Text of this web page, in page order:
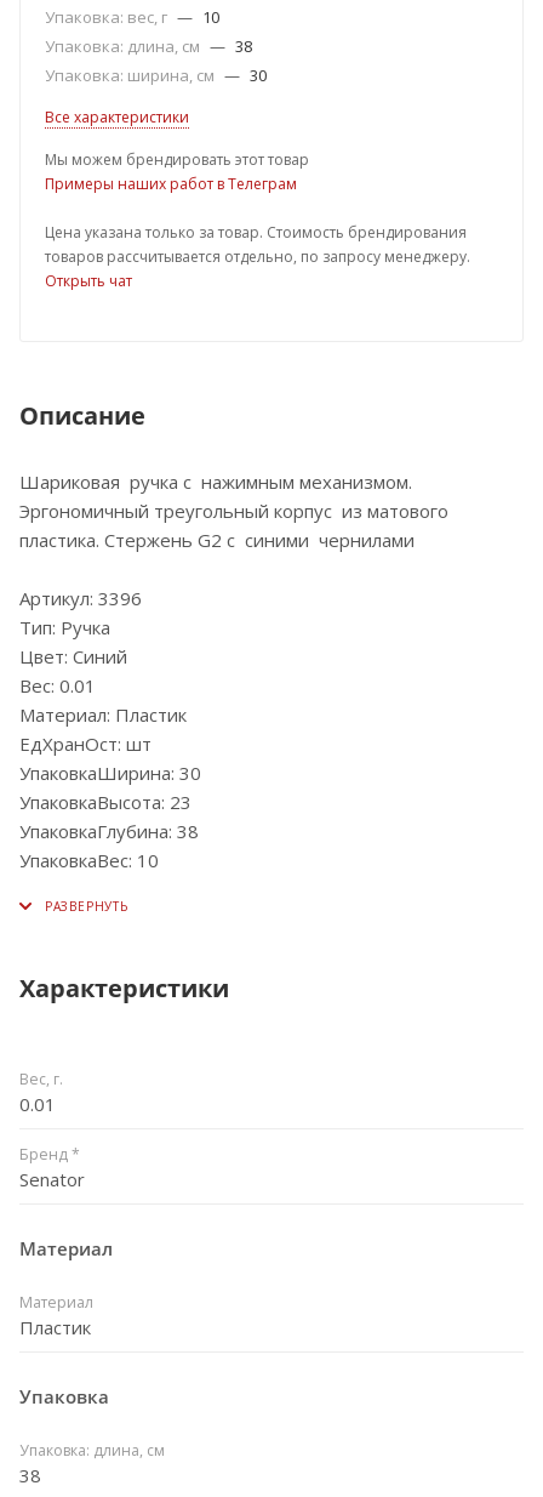
Упаковка: вес, г — 10
Упаковка: длина, см — 38
Упаковка: ширина, см — 30
Все характеристики
Мы можем брендировать этот товар
Примеры наших работ в Телеграм
Цена указана только за товар. Стоимость брендирования
товаров рассчитывается отдельно, по запросу менеджеру.
Открыть чат
Описание
Шариковая ручка с нажимным механизмом.
Эргономичный треугольный корпус из матового
пластика. Стержень G2 c синими чернилами
Артикул: 3396
Тип: Ручка
Цвет: Синий
Вес: 0.01
Материал: Пластик
ЕдХранОст: шт
УпаковкаШирина: 30
УпаковкаВысота: 23
УпаковкаГлубина: 38
УпаковкаВес: 10
Характеристики
Вес, г.
0.01
Бренд *
Senator
Материал
Материал
Пластик
Упаковка
Упаковка: длина, см
38